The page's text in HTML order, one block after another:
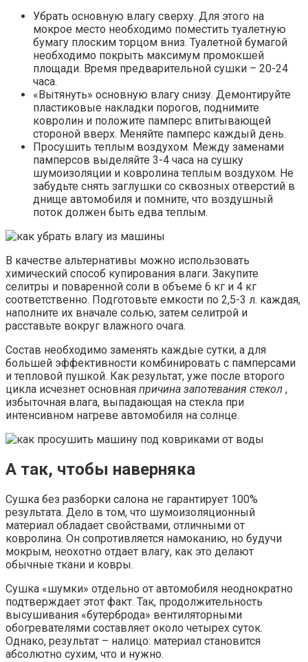
Убрать основную влагу сверху. Для этого на
мокрое место необходимо поместить туалетную
бумагу плоским торцом вниз. Туалетной бумагой
необходимо покрыть максимум промокшей
площади. Время предварительной сушки – 20-24
часа.
«Вытянуть» основную влагу снизу. Демонтируйте
пластиковые накладки порогов, поднимите
ковролин и положите памперс впитывающей
стороной вверх. Меняйте памперс каждый день.
Просушить теплым воздухом. Между заменами
памперсов выделяйте 3-4 часа на сушку
шумоизоляции и ковролина теплым воздухом. Не
забудьте снять заглушки со сквозных отверстий в
днище автомобиля и помните, что воздушный
поток должен быть едва теплым.
В качестве альтернативы можно использовать
химический способ купирования влаги. Закупите
селитры и поваренной соли в объеме 6 кг и 4 кг
соответственно. Подготовьте емкости по 2,5-3 л. каждая,
наполните их вначале солью, затем селитрой и
расставьте вокруг влажного очага.
Состав необходимо заменять каждые сутки, а для
большей эффективности комбинировать с памперсами
и тепловой пушкой. Как результат, уже после второго
цикла исчезнет основная причина запотевания стекол ,
избыточная влага, выпадающая на стекла при
интенсивном нагреве автомобиля на солнце.
А так, чтобы наверняка
Сушка без разборки салона не гарантирует 100%
результата. Дело в том, что шумоизоляционный
материал обладает свойствами, отличными от
ковролина. Он сопротивляется намоканию, но будучи
мокрым, неохотно отдает влагу, как это делают
обычные ткани и ковры.
Сушка «шумки» отдельно от автомобиля неоднократно
подтверждает этот факт. Так, продолжительность
высушивания «бутерброда» вентиляторными
обогревателями составляет около четырех суток.
Однако, результат – налицо: материал становится
абсолютно сухим, что и нужно.